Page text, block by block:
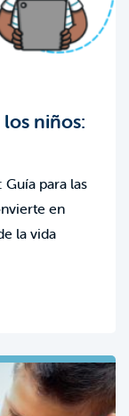
niños:
para las
en
la vida